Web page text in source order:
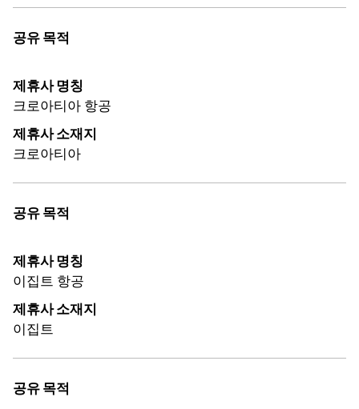
공유 목적
제휴사 명칭
크로아티아 항공
제휴사 소재지
크로아티아
공유 목적
제휴사 명칭
이집트 항공
제휴사 소재지
이집트
공유 목적